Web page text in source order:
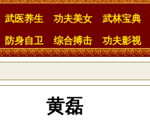
武医养生 功夫美女 武林宝典
防身自卫 综合搏击 功夫影视
黄磊